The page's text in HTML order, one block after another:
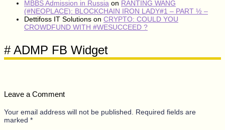
MBBS Admission in Russia on RANTING WANG
(#NEOPLACE): BLOCKCHAIN IRON LADY#1 – PART ½ –
Dettifoss IT Solutions on CRYPTO: COULD YOU
CROWDFUND WITH #WESUCCEED ?
# ADMP FB Widget
Leave a Comment
Your email address will not be published. Required fields are
marked *